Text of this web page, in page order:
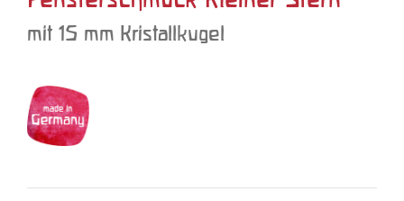
mit 15 mm Kristallkugel